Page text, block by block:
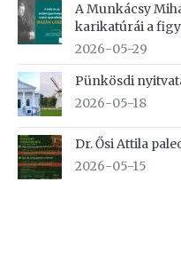
A Munkácsy
karikatúrái a
2026-05-29
Pünkösdi
2026-05-18
Dr. Ősi Attila
2026-05-15